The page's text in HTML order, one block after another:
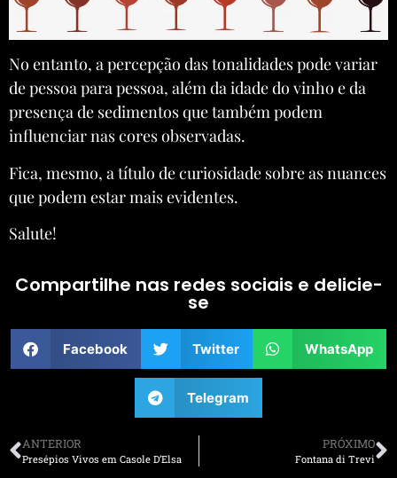
No entanto, a percepção das tonalidades pode variar
de pessoa para pessoa, além da idade do vinho e da
presença de sedimentos que também podem
influenciar nas cores observadas.
Fica, mesmo, a título de curiosidade sobre as nuances
que podem estar mais evidentes.
Salute!
Compartilhe nas redes sociais e delicie-
se
Facebook Twitter WhatsApp
Telegram
ANTERIOR
Presépios Vivos em Casole D’Elsa
PRÓXIMO
Fontana di Trevi